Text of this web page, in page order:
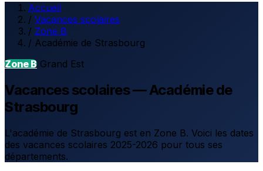
Accueil
/ Vacances scolaires
/ Zone B
/ Académie de Strasbourg
Zone B Grand Est
Vacances scolaires — Académie de
Strasbourg
L'académie de Strasbourg est en Zone B. Voici les dates
des vacances scolaires 2025-2026 pour tous ses
départements.